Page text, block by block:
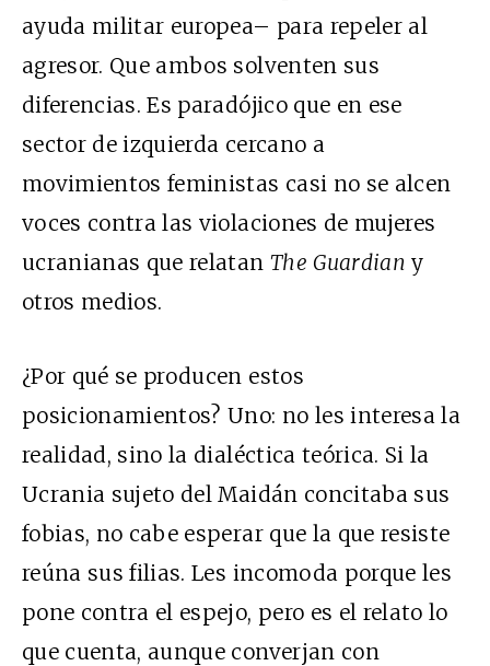
ayuda militar europea– para repeler al
agresor. Que ambos solventen sus
diferencias. Es paradójico que en ese
sector de izquierda cercano a
movimientos feministas casi no se alcen
voces contra las violaciones de mujeres
ucranianas que relatan The Guardian y
otros medios.
¿Por qué se producen estos
posicionamientos? Uno: no les interesa la
realidad, sino la dialéctica teórica. Si la
Ucrania sujeto del Maidán concitaba sus
fobias, no cabe esperar que la que resiste
reúna sus filias. Les incomoda porque les
pone contra el espejo, pero es el relato lo
que cuenta, aunque converjan con